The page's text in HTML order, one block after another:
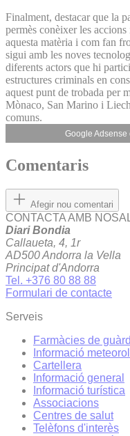
Finalment, destacar que la
permès conèixer les
aquesta matèria i com fan
sigui amb les noves
diferents actors que hi
estructures criminals en
aquest punt de trobada per
Mònaco, San Marino i
comuns.
Google Adsense
Comentaris
Afegir nou comentari
CONTACTA AMB
Diari Bondia
Callaueta, 4, 1r
AD500 Andorra la Vella
Principat d'Andorra
Tel. +376 80 88 88
Formulari de contacte
Serveis
Farmàcies de
Informació
Cartellera
Informació general
Informació turística
Associacions
Centres de salut
Telèfons d'interès